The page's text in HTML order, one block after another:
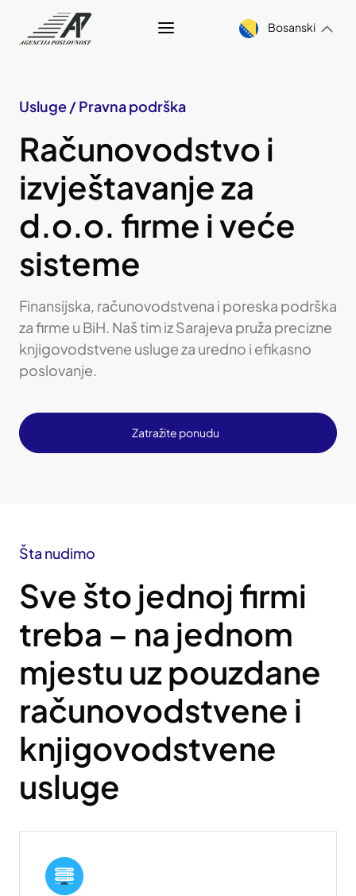
Bosanski
Usluge / Pravna podrška
Računovodstvo i
izvještavanje za
d.o.o. firme i veće
sisteme
Finansijska, računovodstvena i poreska podrška
za firme u BiH. Naš tim iz Sarajeva pruža precizne
knjigovodstvene usluge za uredno i efikasno
poslovanje.
Zatražite ponudu
Šta nudimo
Sve što jednoj firmi
treba – na jednom
mjestu uz pouzdane
računovodstvene i
knjigovodstvene
usluge